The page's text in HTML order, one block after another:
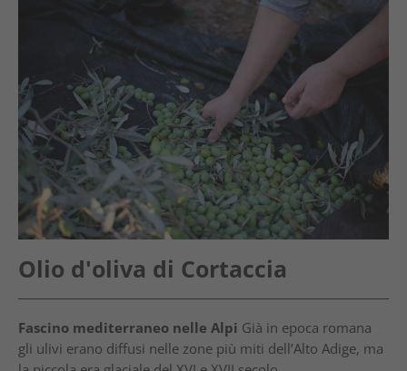
Olio d'oliva di Cortaccia
Fascino mediterraneo nelle Alpi Già in epoca romana
gli ulivi erano diffusi nelle zone più miti dell’Alto Adige, ma